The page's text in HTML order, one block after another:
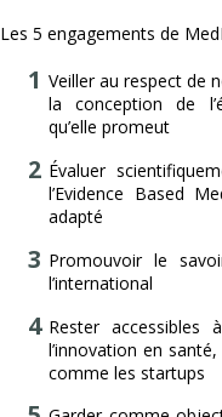
Les 5 engagements de
Veiller au respect de
la conception de
qu’elle promeut
Évaluer
l’Evidence Based
adapté
Promouvoir le
l’international
Rester accessibles
l’innovation en
comme les startups